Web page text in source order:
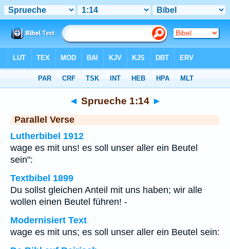
◄ Sprueche 1:14 ►
Parallel Verse
Lutherbibel 1912
wage es mit uns! es soll unser aller ein Beutel
sein":
Textbibel 1899
Du sollst gleichen Anteil mit uns haben; wir alle
wollen einen Beutel führen! -
Modernisiert Text
wage es mit uns; es soll unser aller ein Beutel sein: